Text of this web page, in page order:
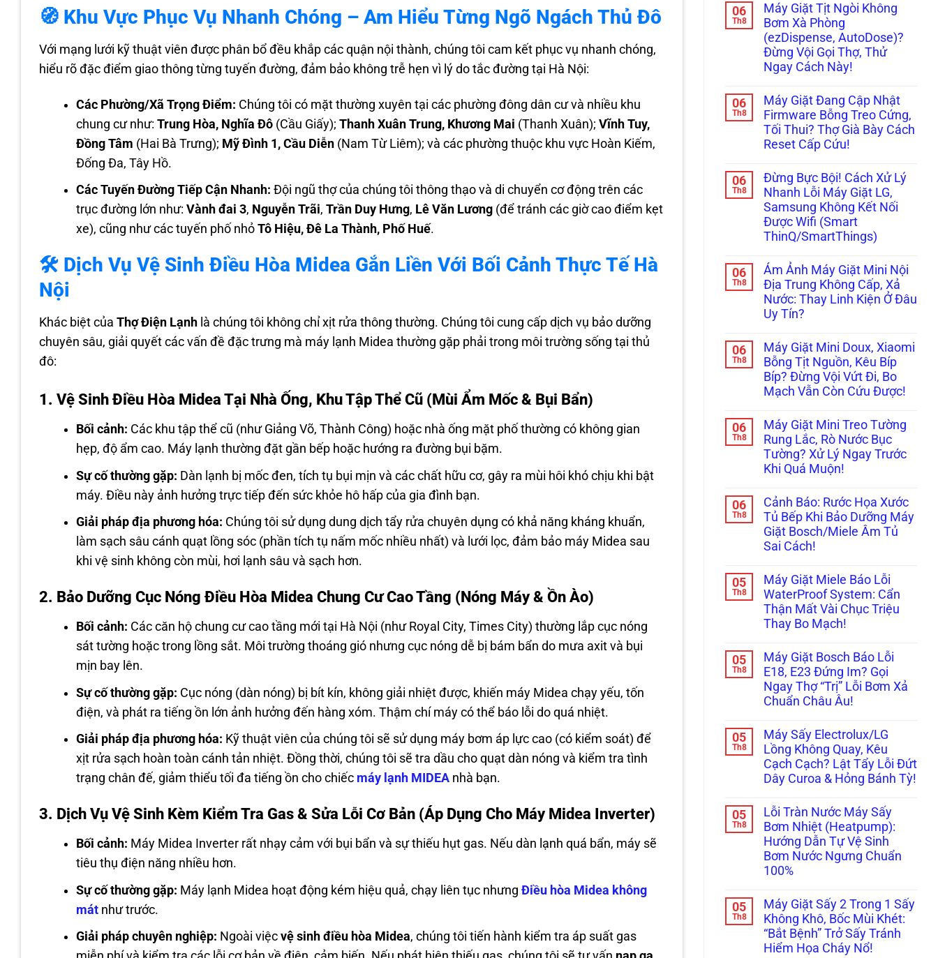
🧭 Khu Vực Phục Vụ Nhanh Chóng – Am Hiểu Từng Ngõ Ngách Thủ Đô
Với mạng lưới kỹ thuật viên được phân bổ đều khắp các quận nội thành, chúng tôi cam kết phục vụ nhanh chóng,
hiểu rõ đặc điểm giao thông từng tuyến đường, đảm bảo không trễ hẹn vì lý do tắc đường tại Hà Nội:
Các Phường/Xã Trọng Điểm: Chúng tôi có mặt thường xuyên tại các phường đông dân cư và nhiều khu
chung cư như:Trung Hòa, Nghĩa Đô (Cầu Giấy);Thanh Xuân Trung, Khương Mai (Thanh Xuân);Vĩnh Tuy,
Đồng Tâm (Hai Bà Trưng); Mỹ Đình 1, Cầu Diễn (Nam Từ Liêm); và các phường thuộc khu vực Hoàn Kiếm,
Đống Đa, Tây Hồ.
Các Tuyến Đường Tiếp Cận Nhanh: Đội ngũ thợ của chúng tôi thông thạo và di chuyển cơ động trên các
trục đường lớn như:Vành đai 3, Nguyễn Trãi,Trần Duy Hưng, Lê Văn Lương (để tránh các giờ cao điểm kẹt
xe), cũng như các tuyến phố nhỏTô Hiệu, Đê La Thành, Phố Huế.
🛠️ Dịch Vụ Vệ Sinh Điều Hòa Midea Gắn Liền Với Bối Cảnh Thực Tế Hà
Nội
Khác biệt củaThợ Điện Lạnh là chúng tôi không chỉ xịt rửa thông thường. Chúng tôi cung cấp dịch vụ bảo dưỡng
chuyên sâu, giải quyết các vấn đề đặc trưng mà máy lạnh Midea thường gặp phải trong môi trường sống tại thủ
đô:
1. Vệ Sinh Điều Hòa Midea Tại Nhà Ống, Khu Tập Thể Cũ (Mùi Ẩm Mốc & Bụi Bẩn)
Bối cảnh: Các khu tập thể cũ (như Giảng Võ, Thành Công) hoặc nhà ống mặt phố thường có không gian
hẹp, độ ẩm cao. Máy lạnh thường đặt gần bếp hoặc hướng ra đường bụi bặm.
Sự cố thường gặp: Dàn lạnh bị mốc đen, tích tụ bụi mịn và các chất hữu cơ, gây ra mùi hôi khó chịu khi bật
máy. Điều này ảnh hưởng trực tiếp đến sức khỏe hô hấp của gia đình bạn.
Giải pháp địa phương hóa: Chúng tôi sử dụng dung dịch tẩy rửa chuyên dụng có khả năng kháng khuẩn,
làm sạch sâu cánh quạt lồng sóc (phần tích tụ nấm mốc nhiều nhất) và lưới lọc, đảm bảo máy Midea sau
khi vệ sinh không còn mùi, hơi lạnh sâu và sạch hơn.
2. Bảo Dưỡng Cục Nóng Điều Hòa Midea Chung Cư Cao Tầng (Nóng Máy & Ồn Ào)
Bối cảnh: Các căn hộ chung cư cao tầng mới tại Hà Nội (như Royal City, Times City) thường lắp cục nóng
sát tường hoặc trong lồng sắt. Môi trường thoáng gió nhưng cục nóng dễ bị bám bẩn do mưa axit và bụi
mịn bay lên.
Sự cố thường gặp: Cục nóng (dàn nóng) bị bít kín, không giải nhiệt được, khiến máy Midea chạy yếu, tốn
điện, và phát ra tiếng ồn lớn ảnh hưởng đến hàng xóm. Thậm chí máy có thể báo lỗi do quá nhiệt.
Giải pháp địa phương hóa: Kỹ thuật viên của chúng tôi sẽ sử dụng máy bơm áp lực cao (có kiểm soát) để
xịt rửa sạch hoàn toàn cánh tản nhiệt. Đồng thời, chúng tôi sẽ tra dầu cho quạt dàn nóng và kiểm tra tình
trạng chân đế, giảm thiểu tối đa tiếng ồn cho chiếc máy lạnh MIDEA nhà bạn.
3. Dịch Vụ Vệ Sinh Kèm Kiểm Tra Gas & Sửa Lỗi Cơ Bản (Áp Dụng Cho Máy Midea Inverter)
Bối cảnh: Máy Midea Inverter rất nhạy cảm với bụi bẩn và sự thiếu hụt gas. Nếu dàn lạnh quá bẩn, máy sẽ
tiêu thụ điện năng nhiều hơn.
Sự cố thường gặp: Máy lạnh Midea hoạt động kém hiệu quả, chạy liên tục nhưngĐiều hòa Midea không
mát như trước.
Giải pháp chuyên nghiệp: Ngoài việcvệ sinh điều hòa Midea, chúng tôi tiến hành kiểm tra áp suất gas
Đi,
Đọc
Ngay
Cách
Xử
Lý!
Kêu
“Bụp
Bụp”,
Nháy
Đèn
Ngăn
Chân
Là
Cách
Xử
Lý!
bình
luận
ở
Đừng
Vội
Gọi
Thợ!
Tự
Đọc
Mã
Lỗi
H,
Nháy
Trên
Tủ
Lạnh
Nội
Địa
Nhật
06
Th8
Máy Giặt Tịt Ngòi Không
Bơm Xà Phòng
(ezDispense, AutoDose)?
Đừng Vội Gọi Thợ, Thử
Ngay Cách Này!
bình
luận
ở
Máy
Giặt
Tịt
Không
Bơm
Xà
Phòng
(ezDispense,
AutoDose)?
Đừng
Vội
Thử
Ngay
Cách
Này!
06
Th8
Máy Giặt Đang Cập Nhật
Firmware Bỗng Treo Cứng,
Tối Thui? Thợ Già Bày Cách
Reset Cấp Cứu!
bình
luận
ở
Máy
Giặt
Đang
Cập
Bỗng
Treo
Cứng,
Tối
Thui?
Thợ
Cách
Reset
Cấp
Cứu!
06
Th8
Đừng Bực Bội! Cách Xử Lý
Nhanh Lỗi Máy Giặt LG,
Samsung Không Kết Nối
Được Wifi (Smart
ThinQ/SmartThings)
có
bình
luận
ở
Đừng
Bực
Bội!
Lý
Nhanh
Lỗi
Máy
Giặt
LG,
Không
Kết
Nối
Được
Wifi
(Smart
ThinQ/SmartThings)
06
Th8
Ám Ảnh Máy Giặt Mini Nội
Địa Trung Không Cấp, Xả
Nước: Thay Linh Kiện Ở Đâu
Uy Tín?
bình
luận
ở
Ám
Ảnh
Máy
Nội
Địa
Trung
Không
Cấp,
Xả
Thay
Linh
Kiện
Ở
Đâu
Uy
Tín?
06
Th8
Máy Giặt Mini Doux, Xiaomi
Bỗng Tịt Nguồn, Kêu Bíp
Bíp? Đừng Vội Vứt Đi, Bo
Mạch Vẫn Còn Cứu Được!
bình
luận
ở
Máy
Giặt
Mini
Xiaomi
Bỗng
Tịt
Nguồn,
Kêu
Bíp
Bíp?
Vứt
Đi,
Bo
Mạch
Vẫn
Còn
Được!
06
Th8
Máy Giặt Mini Treo Tường
Rung Lắc, Rò Nước Bục
Tường? Xử Lý Ngay Trước
Khi Quá Muộn!
bình
luận
ở
Máy
Giặt
Mini
Tường
Rung
Lắc,
Rò
Nước
Bục
Tường?
Ngay
Trước
Khi
Quá
Muộn!
06
Th8
Cảnh Báo: Rước Họa Xước
Tủ Bếp Khi Bảo Dưỡng Máy
Giặt Bosch/Miele Âm Tủ
Sai Cách!
bình
luận
ở
Cảnh
Báo:
Rước
Xước
Tủ
Bếp
Khi
Bảo
Dưỡng
Máy
Bosch/Miele
Âm
Tủ
Sai
Cách!
05
Th8
Máy Giặt Miele Báo Lỗi
WaterProof System: Cẩn
Thận Mất Vài Chục Triệu
Thay Bo Mạch!
bình
luận
ở
Máy
Giặt
Miele
WaterProof
System:
Cẩn
Thận
Mất
Vài
Triệu
Thay
Bo
Mạch!
05
Th8
Máy Giặt Bosch Báo Lỗi
E18, E23 Đứng Im? Gọi
Ngay Thợ “Trị” Lỗi Bơm Xả
Chuẩn Châu Âu!
bình
luận
ở
Máy
Giặt
Bosch
Lỗi
E18,
E23
Đứng
Im?
Gọi
Ngay
Thợ
Bơm
Xả
Chuẩn
Châu
Âu!
05
Th8
Máy Sấy Electrolux/LG
Lồng Không Quay, Kêu
Cạch Cạch? Lật Tẩy Lỗi Đứt
Dây Curoa & Hỏng Bánh Tỳ!
bình
luận
ở
Máy
Sấy
Electrolux/LG
Lồng
Kêu
Cạch
Cạch?
Lật
Tẩy
Lỗi
05
Th8
Lỗi Tràn Nước Máy Sấy
Bơm Nhiệt (Heatpump):
Hướng Dẫn Tự Vệ Sinh
Bơm Nước Ngưng Chuẩn
100%
bình
luận
ở
Lỗi
Tràn
Nước
05
Th8
Máy Giặt Sấy 2 Trong 1 Sấy
Không Khô, Bốc Mùi Khét:
“Bắt Bệnh” Trở Sấy Tránh
Hiểm Họa Cháy Nổ!